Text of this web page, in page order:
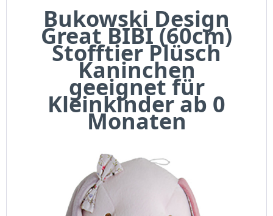
Bukowski Design
Great BIBI (60cm)
Stofftier Plüsch
Kaninchen
geeignet für
Kleinkinder ab 0
Monaten